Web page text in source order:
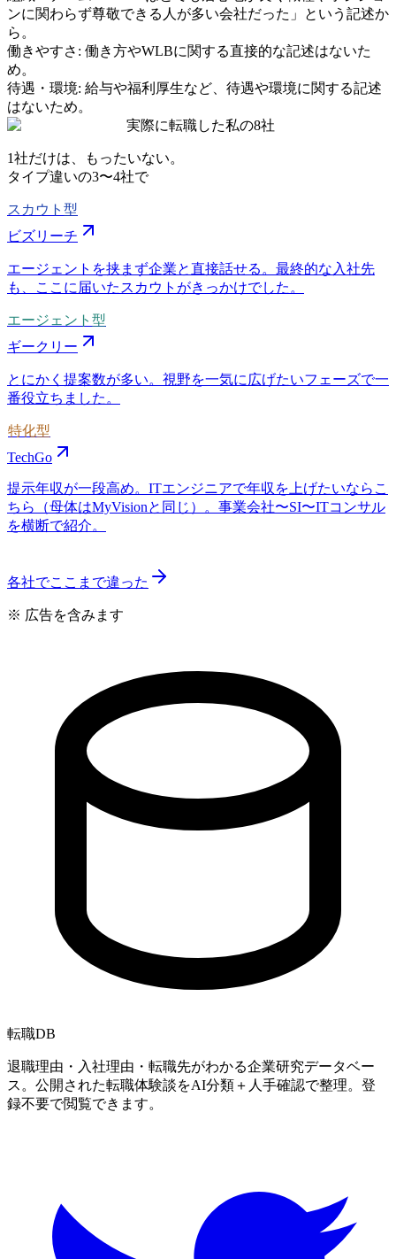
ンに関わらず尊敬できる人が多い会社だった」という記述か
ら。
働きやすさ : 働き方やWLBに関する直接的な記述はないた
め。
待遇・環境: 給与や福利厚生など、待遇や環境に関する記述
はないため。
実際に転職した私の8社
1社だけは、もったいない。
タイプ違いの3〜4社で
スカウト型
ビズリーチ
エージェントを挟まず企業と直接話せる。最終的な入社先
も、ここに届いたスカウトがきっかけでした。
エージェント型
ギークリー
とにかく提案数が多い。視野を一気に広げたいフェーズで一
番役立ちました。
特化型
TechGo
提示年収が一段高め。ITエンジニアで年収を上げたいならこ
ちら（母体はMyVisionと同じ）。事業会社〜SI〜ITコンサル
を横断で紹介。
各社でここまで違った
※ 広告を含みます
転職DB
退職理由・入社理由・転職先がわかる企業研究データベー
ス。公開された転職体験談をAI分類＋人手確認で整理。登
録不要で閲覧できます。